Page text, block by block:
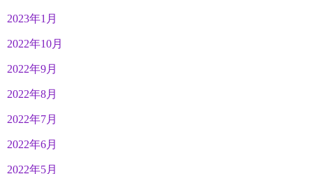
2023年1月
2022年10月
2022年9月
2022年8月
2022年7月
2022年6月
2022年5月